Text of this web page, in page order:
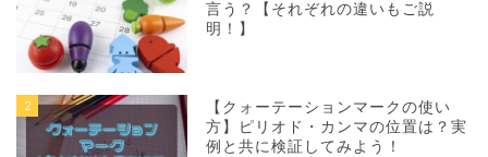
言う？【それぞれの違いもご説
明！】
2
【クォーテーションマークの使い
方】ピリオド・カンマの位置は？実
例と共に検証してみよう！